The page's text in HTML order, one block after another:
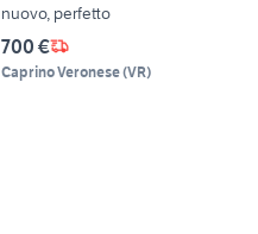
nuovo, perfetto
700 €
Caprino Veronese(VR)